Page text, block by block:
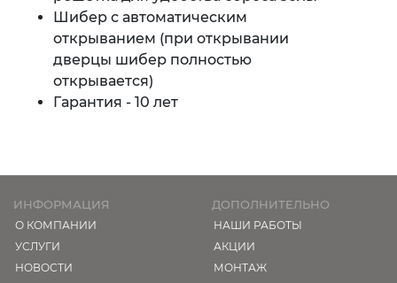
Шибер с автоматическим
открыванием (при открывании
дверцы шибер полностью
открывается)
Гарантия - 10 лет
ИНФОРМАЦИЯ
О КОМПАНИИ
УСЛУГИ
НОВОСТИ
ДОПОЛНИТЕЛЬНО
НАШИ РАБОТЫ
АКЦИИ
МОНТАЖ